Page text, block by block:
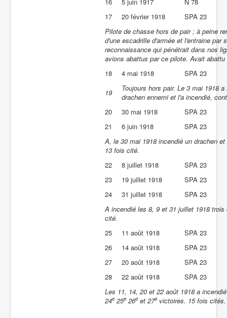
17
20 février 1918
SPA 23
Pilote de chasse hors de pair ; à peine
d'une escadrille d'armée et l'entraine par
reconnaissance qui pénétrait dans nos
avions abattus par ce pilote. Avait abattu
18
4 mai 1918
SPA 23
19
Toujours hors pair. Le 3 mai 1918
drachen ennemi et l'a incendié,
20
30 mai 1918
SPA 23
21
6 juin 1918
SPA 23
A, le 30 mai 1918 incendié un drachen
13 fois cité.
22
8 juillet 1918
SPA 23
23
19 juillet 1918
SPA 23
24
31 juillet 1918
SPA 23
A incendié les 8, 9 et 31 juillet 1918
cité.
25
11 août 1918
SPA 23
26
14 août 1918
SPA 23
27
20 août 1918
SPA 23
28
22 août 1918
SPA 23
Les 11, 14, 20 et 22 août 1918 a
24e 25e 26e et 27e victoires. 15 fois cités.